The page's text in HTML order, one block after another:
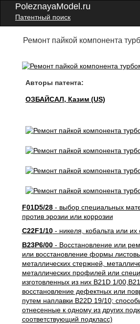
PoleznayaModel.ru
Патентный поиск
Ремонт пайкой компонента
Авторы патента:
ОЗБАЙСАЛ, Казим (US)
F01D5/28- выбор специальных
против эрозии или коррозии
C22F1/10- никеля, кобальта или их
B23P6/00- Восстановление или
или восстановление формы
металлических стержней,
металлических профилей или
изготовленных из них B21D 1/
восстановление дефектных или
путем наплавки B22D 19/10;
отнесенные к одному из других
соответствующий подкласс)